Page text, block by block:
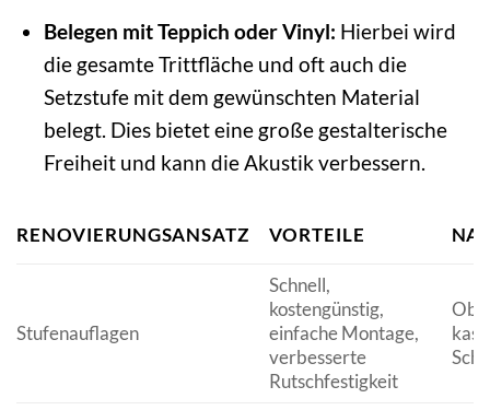
Belegen mit Teppich oder Vinyl: Hierbei wird
die gesamte Trittfläche und oft auch die
Setzstufe mit dem gewünschten Material
belegt. Dies bietet eine große gestalterische
Freiheit und kann die Akustik verbessern.
RENOVIERUNGSANSATZ VORTEILE
Stufenauflagen
Schnell,
kostengünstig,
einfache Montage,
verbesserte
Rutschfestigkeit